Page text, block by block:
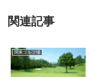
関連記事
関東ゴルフ場